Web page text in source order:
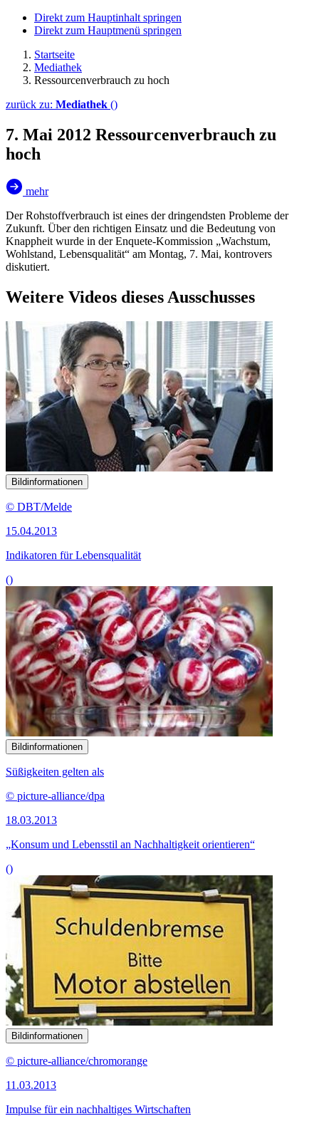
Direkt zum Hauptinhalt springen
Direkt zum Hauptmenü springen
Startseite
Mediathek
Ressourcenverbrauch zu hoch
zurück zu: Mediathek ()
7. Mai 2012 Ressourcenverbrauch zu
hoch
mehr
Der Rohstoffverbrauch ist eines der dringendsten Probleme der
Zukunft. Über den richtigen Einsatz und die Bedeutung von
Knappheit wurde in der Enquete-Kommission „Wachstum,
Wohlstand, Lebensqualität“ am Montag, 7. Mai, kontrovers
diskutiert.
Weitere Videos dieses Ausschusses
Bildinformationen
© DBT/Melde
15.04.2013
Indikatoren für Lebensqualität
()
Bildinformationen
Süßigkeiten gelten als
© picture-alliance/dpa
18.03.2013
„Konsum und Lebensstil an Nachhaltigkeit orientieren“
()
Bildinformationen
© picture-alliance/chromorange
11.03.2013
Impulse für ein nachhaltiges Wirtschaften